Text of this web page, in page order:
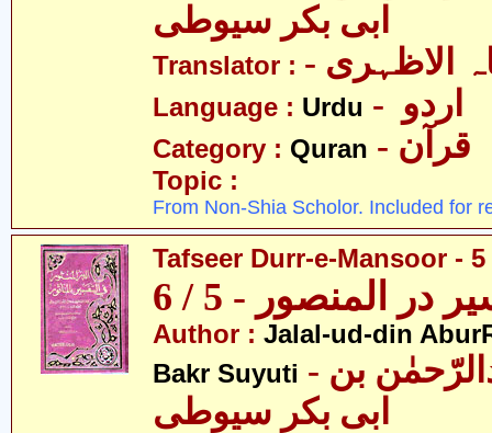
ابی بکر سیوطی
Translator : الاظہری
Language : Urdu
Category : Quran - قرآن
Topic :
From Non-Shia Scholor. Included for
Tafseer Durr-e-Mansoor -
در المنصور - 5 / 6
Author : Jalal-ud-din
Bakr Suyuti - جلال الدین عبدالرّحمٰن بن
ابی بکر سیوطی